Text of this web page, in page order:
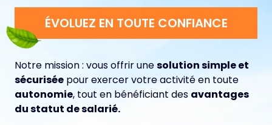
ÉVOLUEZ EN TOUTE CONFIANCE
Notre mission : vous offrir unesolution simple et
sécurisée pour exercer votre activité en toute
autonomie, tout en bénéficiant des avantages
du statut de salarié.